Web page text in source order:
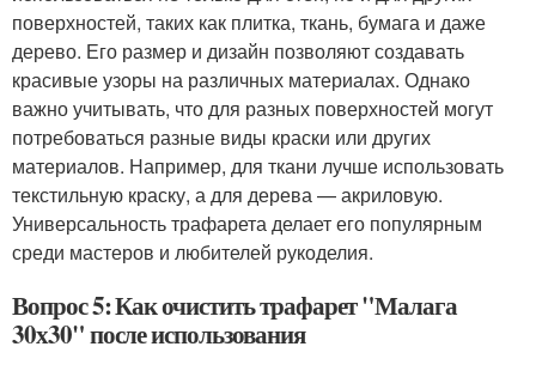
поверхностей, таких как плитка, ткань, бумага и даже
дерево. Его размер и дизайн позволяют создавать
красивые узоры на различных материалах. Однако
важно учитывать, что для разных поверхностей могут
потребоваться разные виды краски или других
материалов. Например, для ткани лучше использовать
текстильную краску, а для дерева — акриловую.
Универсальность трафарета делает его популярным
среди мастеров и любителей рукоделия.
Вопрос 5: Как очистить трафарет "Малага
30х30" после использования